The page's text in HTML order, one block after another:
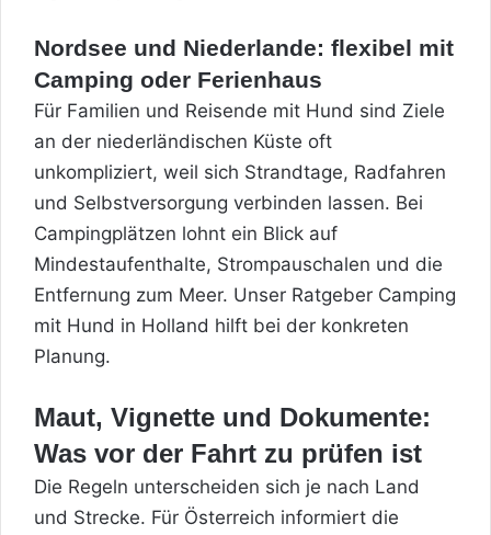
Nordsee und Niederlande: flexibel mit
Camping oder Ferienhaus
Für Familien und Reisende mit Hund sind Ziele
an der niederländischen Küste oft
unkompliziert, weil sich Strandtage, Radfahren
und Selbstversorgung verbinden lassen. Bei
Campingplätzen lohnt ein Blick auf
Mindestaufenthalte, Strompauschalen und die
Entfernung zum Meer. Unser Ratgeber Camping
mit Hund in Holland hilft bei der konkreten
Planung.
Maut, Vignette und Dokumente:
Was vor der Fahrt zu prüfen ist
Die Regeln unterscheiden sich je nach Land
und Strecke. Für Österreich informiert die